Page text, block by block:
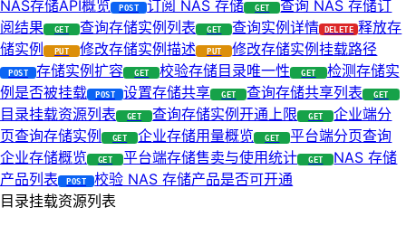
NAS存储API概览 POST 订阅 NAS 存储 GET
查询 NAS 存储订
阅结果
GET 查询存储实例列表 GET 查询实例详情 DELETE 释放存
储实例
PUT 修改存储实例描述 PUT 修改存储实例挂载路径
POST 存储实例扩容 GET 校验存储目录唯一性 GET
检测存储实
例是否被挂载
POST 设置存储共享 GET 查询存储共享列表 GET
目录挂载资源列表 GET 查询存储实例开通上限 GET
企业端分
页查询存储实例
GET 企业存储用量概览 GET
平台端分页查询
企业存储概览
GET 平台端存储售卖与使用统计 GET
NAS 存储
产品列表
POST
校验 NAS 存储产品是否可开通
目录挂载资源列表